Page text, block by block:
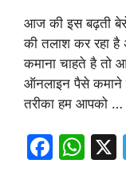
आज की इस बढ़ती
की तलाश कर रहा
कमाना चाहते है तो
ऑनलाइन पैसे कमाने
तरीका हम आपको …
F
W